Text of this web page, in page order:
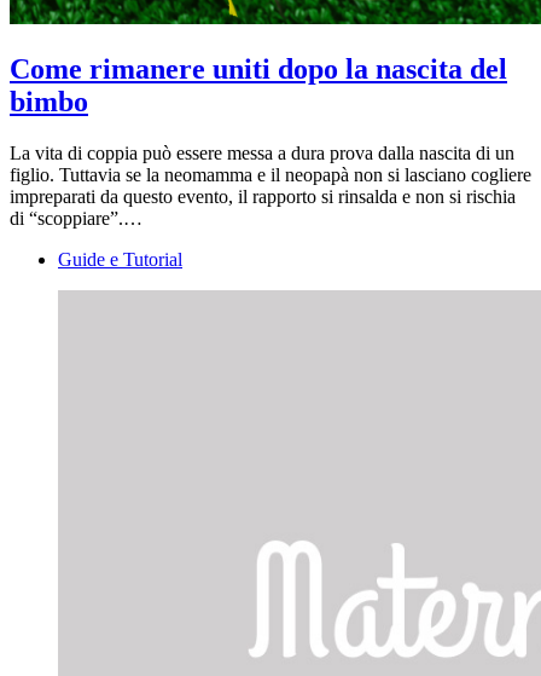
Come rimanere uniti dopo la nascita del
bimbo
La vita di coppia può essere messa a dura prova dalla nascita di un
figlio. Tuttavia se la neomamma e il neopapà non si lasciano cogliere
impreparati da questo evento, il rapporto si rinsalda e non si rischia
di “scoppiare”.…
Guide e Tutorial